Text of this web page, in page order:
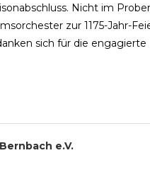
Nicht im
zur 1175-Jahr-
sich für die
e.V.